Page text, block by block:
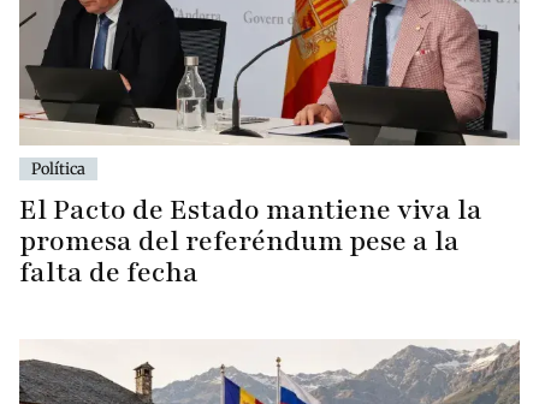
Política
El Pacto de Estado mantiene viva la
promesa del referéndum pese a la
falta de fecha